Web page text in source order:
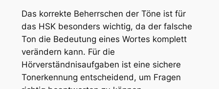
Das korrekte Beherrschen der Töne ist für
das HSK besonders wichtig, da der falsche
Ton die Bedeutung eines Wortes komplett
verändern kann. Für die
Hörverständnisaufgaben ist eine sichere
Tonerkennung entscheidend, um Fragen